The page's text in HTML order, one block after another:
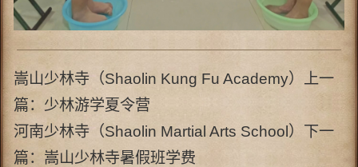
嵩山少林寺（Shaolin Kung Fu Academy）上一
篇： 少林游学夏令营
河南少林寺（Shaolin Martial Arts School）下一
篇： 嵩山少林寺暑假班学费